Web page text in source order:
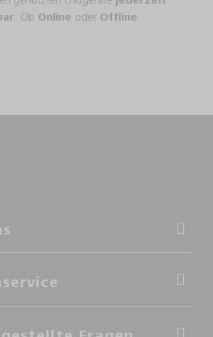
. Ob Online oder Offline